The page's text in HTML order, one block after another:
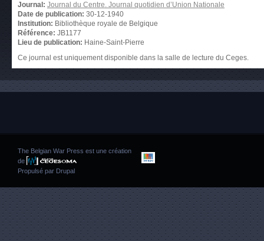
Journal: Journal du Centre. Journal quotidien d’Union Nationale
Date de publication: 30-12-1940
Institution: Bibliothèque royale de Belgique
Référence: JB1177
Lieu de publication: Haine-Saint-Pierre
Ce journal est uniquement disponible dans la salle de lecture du Ceges.
The Belgian War Press est une création
de
Propulsé par Drupal